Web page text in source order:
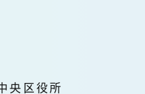
央区役所